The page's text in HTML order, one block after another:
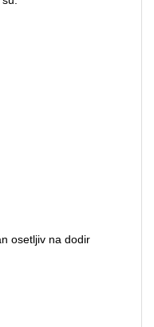
osetljiv na dodir